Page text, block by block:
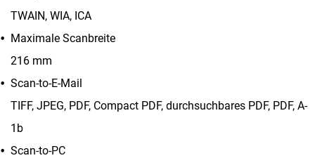
TWAIN, WIA, ICA
Maximale Scanbreite
216 mm
Scan-to-E-Mail
TIFF, JPEG, PDF, Compact PDF, durchsuchbares PDF, PDF, A-
1b
Scan-to-PC